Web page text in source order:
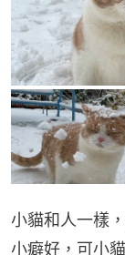
小貓和人一樣
小癖好，可小